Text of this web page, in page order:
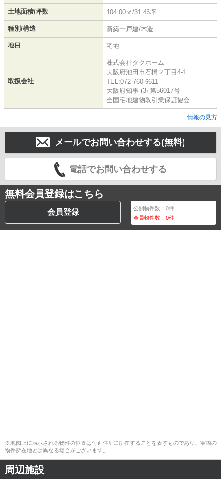
土地面積/坪数 104.00㎡/31.46坪
種別/構造 新築一戸建/木造
地目 宅地
取扱会社
株式会社タクホーム
大阪府池田市石橋２丁目4-1
TEL:072-760-6611
大阪府知事 (3) 第56017号
全国宅地建物取引業保証協会
情報の見方
メールでお問い合わせする(無料)
電話でお問い合わせする
無料会員登録はこちら
会員登録 公開物件数：0件
会員物件数：0件
※地図上に表示される物件の位置は付近住所に所在することを表すものであり、実際の
物件所在地とは異なる場合がございます。
周辺施設